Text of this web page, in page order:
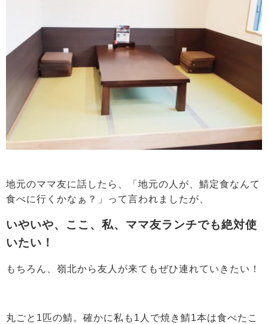
地元のママ友に話したら、「地元の人が、鯖定食なんて
食べに行くかなぁ？」って言われましたが、
いやいや、ここ、私、ママ友ランチでも絶対使
いたい！
もちろん、嶺北から友人が来てもぜひ連れていきたい！
丸ごと1匹の鯖。確かに私も1人で焼き鯖1本は食べたこ